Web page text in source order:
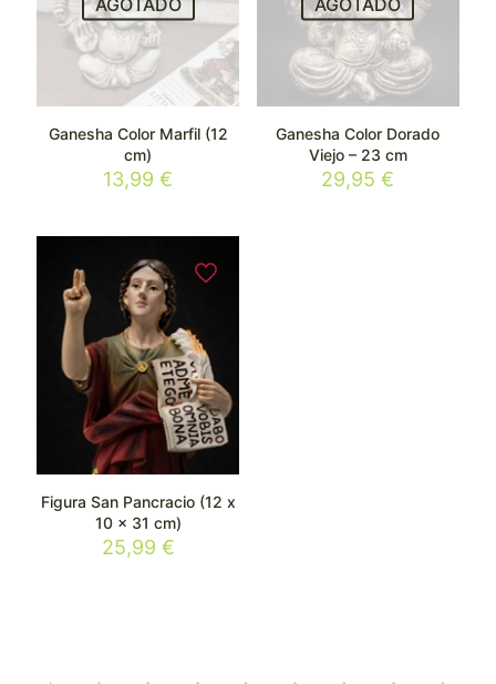
Ganesha Color Marfil (12
cm)
13,99€
Ganesha Color Dorado
Viejo – 23 cm
29,95€
Figura San Pancracio (12 x
10 x 31 cm)
25,99 €